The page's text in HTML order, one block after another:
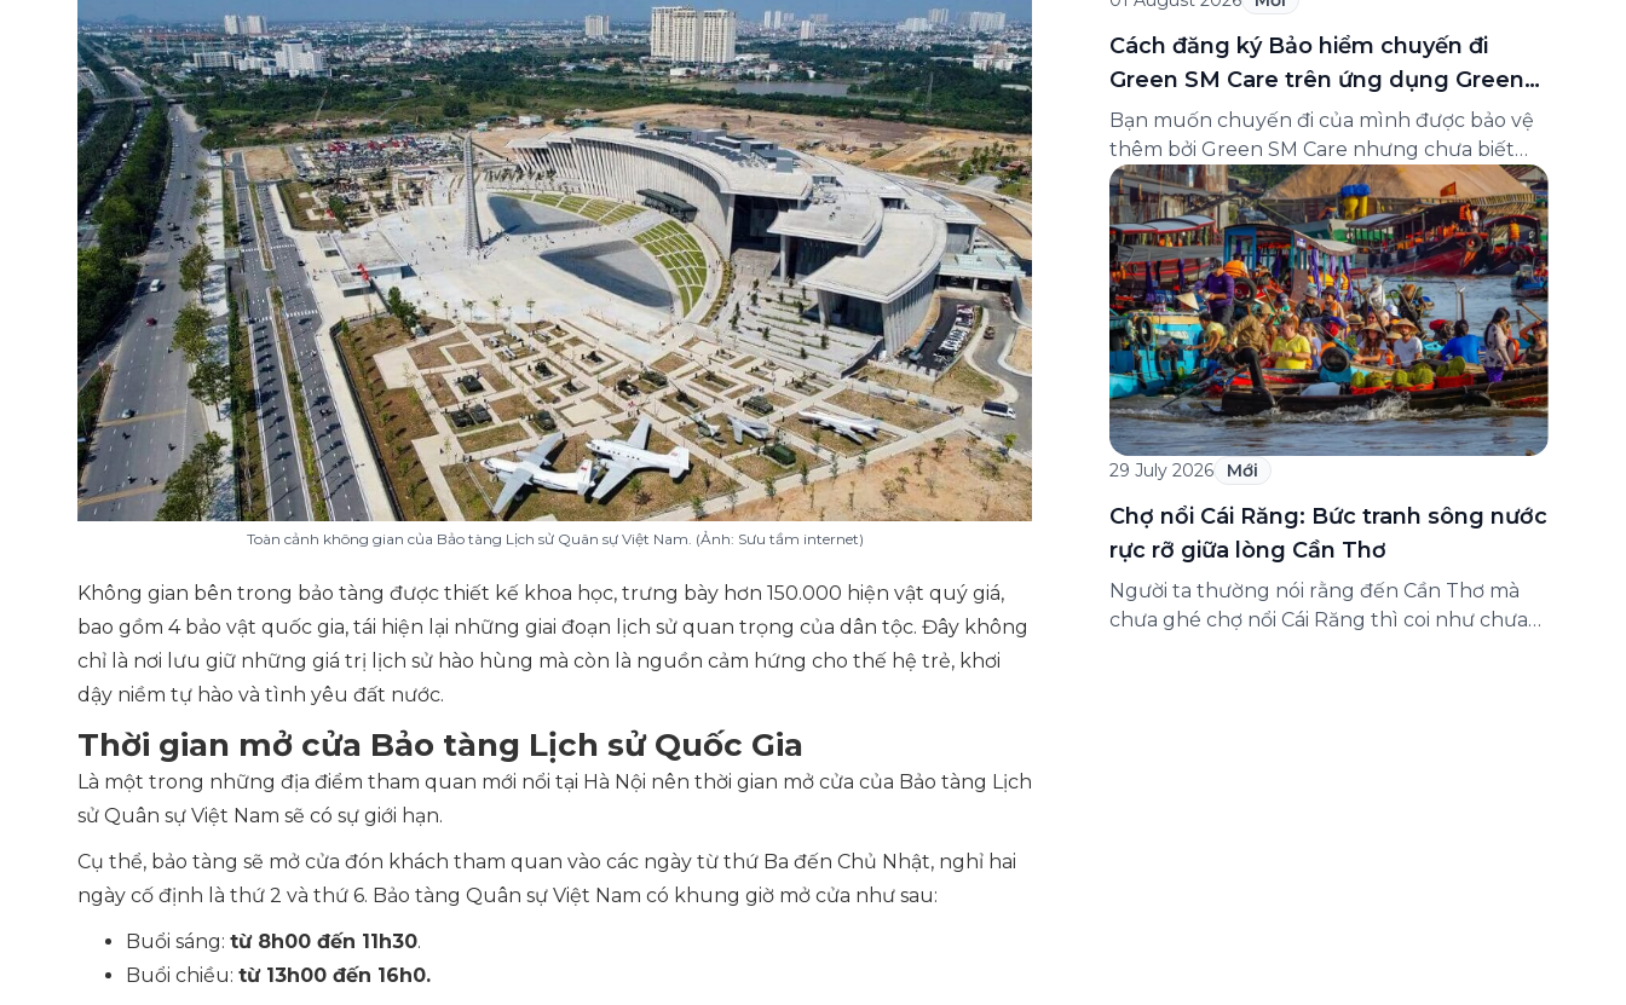
Toàn cảnh không gian của Bảo tàng Lịch sử Quân sự Việt Nam. (Ảnh: Sưu tầm internet)
Không gian bên trong bảo tàng được thiết kế khoa học, trưng bày hơn 150.000 hiện vật quý giá,
bao gồm 4 bảo vật quốc gia, tái hiện lại những giai đoạn lịch sử quan trọng của dân tộc. Đây không
chỉ là nơi lưu giữ những giá trị lịch sử hào hùng mà còn là nguồn cảm hứng cho thế hệ trẻ, khơi
dậy niềm tự hào và tình yêu đất nước.
Thời gian mở cửa Bảo tàng Lịch sử Quốc Gia
Là một trong những địa điểm tham quan mới nổi tại Hà Nội nên thời gian mở cửa của Bảo tàng Lịch
sử Quân sự Việt Nam sẽ có sự giới hạn.
Cụ thể, bảo tàng sẽ mở cửa đón khách tham quan vào các ngày từ thứ Ba đến Chủ Nhật, nghỉ hai
ngày cố định là thứ 2 và thứ 6. Bảo tàng Quân sự Việt Nam có khung giờ mở cửa như sau:
Buổi sáng: từ 8h00 đến 11h30.
Buổi chiều: từ 13h00 đến 16h0.
Cách đăng ký Bảo hiểm chuyến đi
Green SM Care trên ứng dụng Green
SM
Bạn muốn chuyến đi của mình được bảo vệ
thêm bởi Green SM Care nhưng chưa biết
đăng ký ở đâu? Bài viết dưới đây sẽ hướng
dẫn chi tiết cách tham gia (và hủy tham gia)
gói bảo hiểm này ngay trên ứng dụng Green
SM, cùng những lưu ý quan trọng trước khi
[…]
29 July 2026 Mới
Chợ nổi Cái Răng: Bức tranh sông nước
rực rỡ giữa lòng Cần Thơ
Người ta thường nói rằng đến Cần Thơ mà
chưa ghé chợ nổi Cái Răng thì coi như chưa